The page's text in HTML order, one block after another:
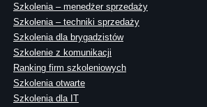
Szkolenia – menedżer sprzedaży
Szkolenia – techniki sprzedaży
Szkolenia dla brygadzistów
Szkolenie z komunikacji
Ranking firm szkoleniowych
Szkolenia otwarte
Szkolenia dla IT